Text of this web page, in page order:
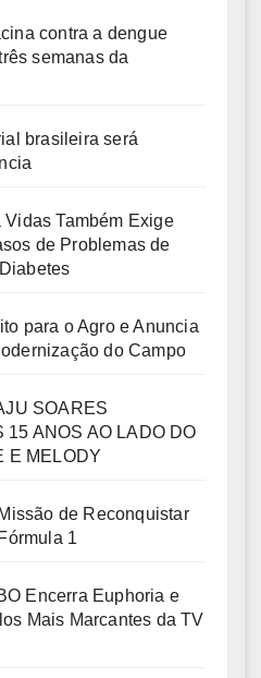
contra a dengue
semanas da
brasileira será
Também Exige
de Problemas de
para o Agro e Anuncia
do Campo
SOARES
15 ANOS AO LADO DO
E MELODY
de Reconquistar
1
Encerra Euphoria e
Mais Marcantes da TV